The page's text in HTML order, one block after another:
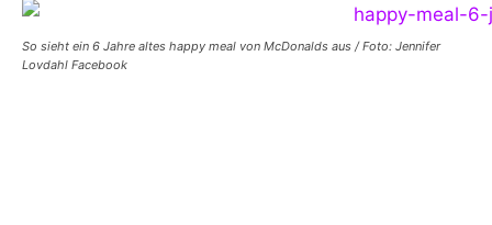
So sieht ein 6 Jahre altes happy meal von McDonalds aus / Foto: Jennifer
Lovdahl Facebook